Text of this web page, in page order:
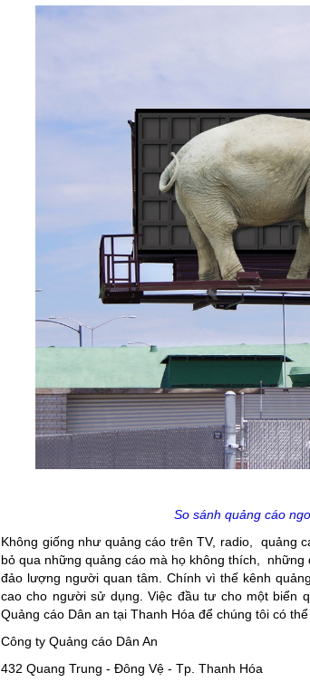
So sánh quảng cáo
Không giống như quảng cáo trên TV, radio, quảng
bỏ qua những quảng cáo mà họ không thích,
đảo lượng người quan tâm. Chính vì thế kênh
cao cho người sử dụng. Việc đầu tư cho một biển
Quảng cáo Dân an tại Thanh Hóa để chúng tôi có
Công ty Quảng cáo Dân An
432 Quang Trung - Đông Vệ - Tp. Thanh Hóa